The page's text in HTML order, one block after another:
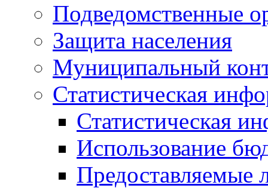
Подведомственные
Защита населения
Муниципальный
Статистическая
Статистическая
Использование
Предоставляемые